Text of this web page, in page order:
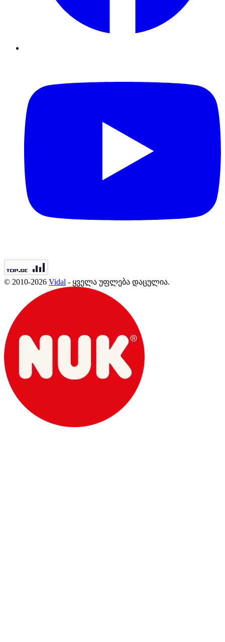
© 2010-2026 Vidal - ყველა უფლება დაცულია.